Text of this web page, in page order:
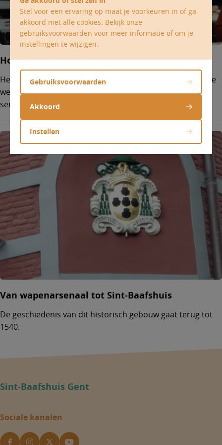
Hoger diocesaan godsdienstinstituut
Het HDGI leidt mensen op tot godsdienstleraar, pastorale
werker, parochie-assistent of diaken. De vakken en
seminaries staan open voor iedereen.
Van wapenarsenaal tot Sint-Baafshuis
De geschiedenis van dit historisch gebouw gaat terug tot
1540.
Sint-Baafshuis Gent
Sociale kanalen
Stel voor een ervaring op maat je voorkeuren in of ga
akkoord met alle cookies. Bekijk onze
gebruiksvoorwaarden voor meer informatie of om je
instellingen te wijzigen.
Gebruiksvoorwaarden
Akkoord
Instellen